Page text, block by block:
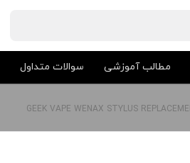
مطالب آموزشی سوالات متداول